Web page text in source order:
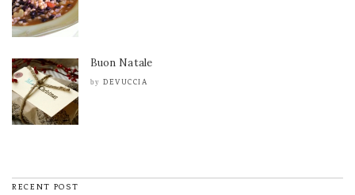
Buon Natale
by DEVUCCIA
RECENT POST